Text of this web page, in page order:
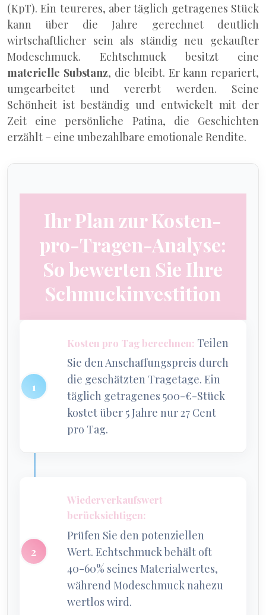
(KpT). Ein teureres, aber täglich getragenes Stück
kann über die Jahre gerechnet deutlich
wirtschaftlicher sein als ständig neu gekaufter
Modeschmuck. Echtschmuck besitzt eine
materielle Substanz, die bleibt. Er kann repariert,
umgearbeitet und vererbt werden. Seine
Schönheit ist beständig und entwickelt mit der
Zeit eine persönliche Patina, die Geschichten
erzählt – eine unbezahlbare emotionale Rendite.
Ihr Plan zur Kosten-
pro-Tragen-Analyse:
So bewerten Sie Ihre
Schmuckinvestition
Kosten pro Tag berechnen: Teilen
Sie den Anschaffungspreis durch
die geschätzten Tragetage. Ein
täglich getragenes 500-€-Stück
kostet über 5 Jahre nur 27 Cent
pro Tag.
Wiederverkaufswert
berücksichtigen:
Prüfen Sie den potenziellen
Wert. Echtschmuck behält oft
40-60% seines Materialwertes,
während Modeschmuck nahezu
wertlos wird.